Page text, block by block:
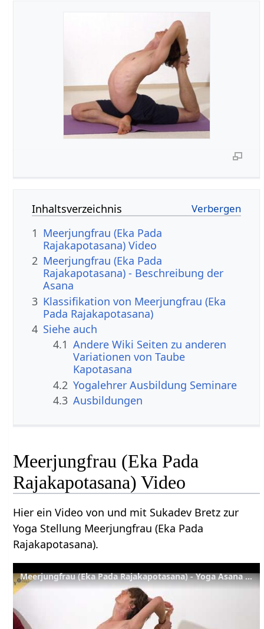
Inhaltsverzeichnis
1 Meerjungfrau (Eka Pada
Rajakapotasana) Video
2 Meerjungfrau (Eka Pada
Rajakapotasana) - Beschreibung der
Asana
3 Klassifikation von Meerjungfrau (Eka
Pada Rajakapotasana)
4 Siehe auch
4.1 Andere Wiki Seiten zu anderen
Variationen von Taube
Kapotasana
4.2 Yogalehrer Ausbildung Seminare
4.3 Ausbildungen
Meerjungfrau (Eka Pada
Rajakapotasana) Video
Hier ein Video von und mit Sukadev Bretz zur
Yoga Stellung Meerjungfrau (Eka Pada
Rajakapotasana).
Meerjungfrau (Eka Pada Rajakapotasana) - Yoga Asana Lexikon